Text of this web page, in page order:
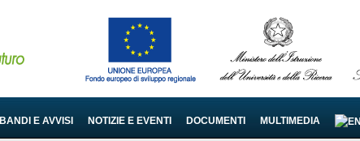
BANDI E AVVISI NOTIZIE E EVENTI DOCUMENTI MULTIMEDIA